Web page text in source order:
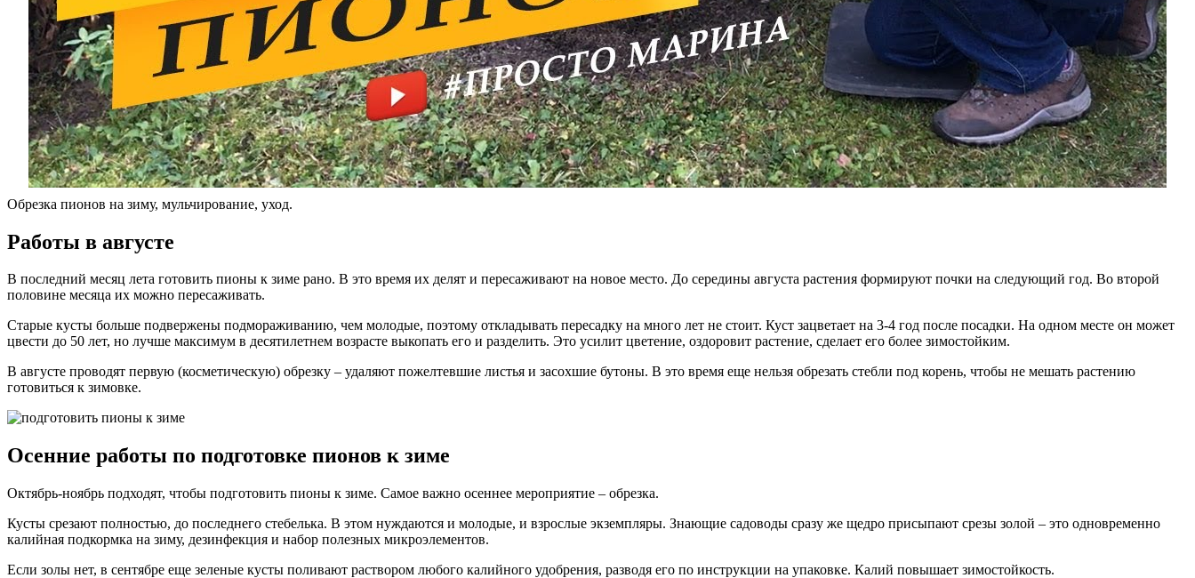
Обрезка пионов на зиму, мульчирование, уход.
Работы в августе
В последний месяц лета готовить пионы к зиме рано. В это время их делят и пересаживают на новое место. До середины августа растения формируют почки на следующий год. Во второй
половине месяца их можно пересаживать.
Старые кусты больше подвержены подмораживанию, чем молодые, поэтому откладывать пересадку на много лет не стоит. Куст зацветает на 3-4 год после посадки. На одном месте он может
цвести до 50 лет, но лучше максимум в десятилетнем возрасте выкопать его и разделить. Это усилит цветение, оздоровит растение, сделает его более зимостойким.
В августе проводят первую (косметическую) обрезку – удаляют пожелтевшие листья и засохшие бутоны. В это время еще нельзя обрезать стебли под корень, чтобы не мешать растению
готовиться к зимовке.
Осенние работы по подготовке пионов к зиме
Октябрь-ноябрь подходят, чтобы подготовить пионы к зиме. Самое важно осеннее мероприятие – обрезка.
Кусты срезают полностью, до последнего стебелька. В этом нуждаются и молодые, и взрослые экземпляры. Знающие садоводы сразу же щедро присыпают срезы золой – это одновременно
калийная подкормка на зиму, дезинфекция и набор полезных микроэлементов.
Если золы нет, в сентябре еще зеленые кусты поливают раствором любого калийного удобрения, разводя его по инструкции на упаковке. Калий повышает зимостойкость.